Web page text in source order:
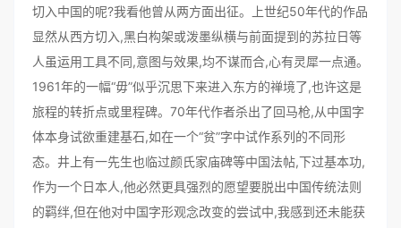
切入中国的呢?我看他曾从两方面出征。上世纪50年代的作品
显然从西方切入,黑白构架或泼墨纵横与前面提到的苏拉日等
人虽运用工具不同,意图与效果,均不谋而合,心有灵犀一点通。
1961年的一幅“毋”似乎沉思下来进入东方的禅境了,也许这是
旅程的转折点或里程碑。70年代作者杀出了回马枪,从中国字
体本身试欲重建基石,如在一个“贫”字中试作系列的不同形
态。井上有一先生也临过颜氏家庙碑等中国法帖,下过基本功,
作为一个日本人,他必然更具强烈的愿望要脱出中国传统法则
的羁绊,但在他对中国字形观念改变的尝试中,我感到还未能获